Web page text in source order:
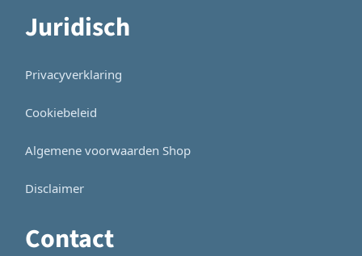
Juridisch
Privacyverklaring
Cookiebeleid
Algemene voorwaarden Shop
Disclaimer
Contact